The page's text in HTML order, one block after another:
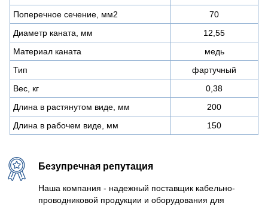
Поперечное сечение, мм2
70
Диаметр каната, мм
12,55
Материал каната
медь
Тип
фартучный
Вес, кг
0,38
Длина в растянутом виде, мм
200
Длина в рабочем виде, мм
150
Безупречная репутация
Наша компания - надежный поставщик кабельно-
проводниковой продукции и оборудования для